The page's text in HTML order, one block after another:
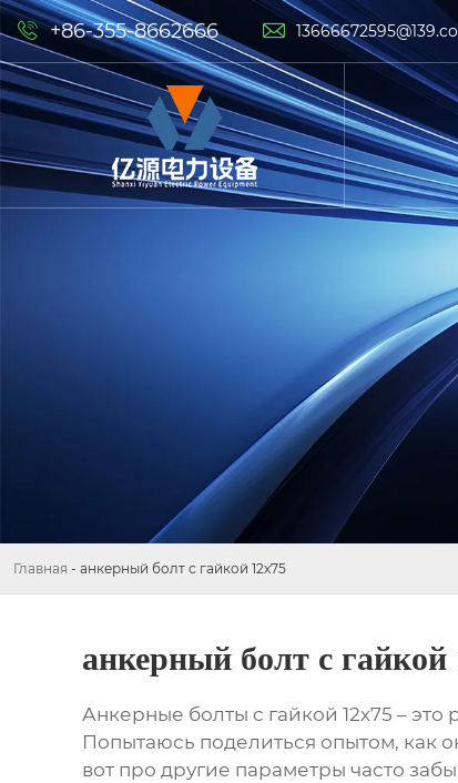
 +86-355-8662666 
Главная - анкерный болт с гайкой 12х75
анкерный болт с гайкой
Анкерные болты с гайкой 12х75 – это
Попытаюсь поделиться опытом, как
вот про другие параметры часто